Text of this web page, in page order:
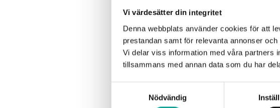
Vi värdesätter din integritet
Denna webbplats använder cookies för att
prestandan samt för relevanta annonser
Vi delar viss information med våra partners
tillsammans med annan data som du har
Nödvändig